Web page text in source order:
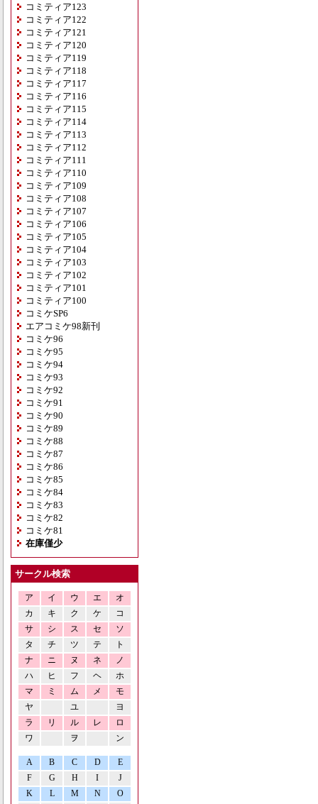
コミティア123
コミティア122
コミティア121
コミティア120
コミティア119
コミティア118
コミティア117
コミティア116
コミティア115
コミティア114
コミティア113
コミティア112
コミティア111
コミティア110
コミティア109
コミティア108
コミティア107
コミティア106
コミティア105
コミティア104
コミティア103
コミティア102
コミティア101
コミティア100
コミケSP6
エアコミケ98新刊
コミケ96
コミケ95
コミケ94
コミケ93
コミケ92
コミケ91
コミケ90
コミケ89
コミケ88
コミケ87
コミケ86
コミケ85
コミケ84
コミケ83
コミケ82
コミケ81
在庫僅少
サークル検索
ア イ ウ エ
オ
カ
キ ク ケ
コ
サ
シ ス セ
ソ
タ
チ ツ テ
ト
ナ
ニ ヌ ネ
ノ
ハ
ヒ フ ヘ
ホ
マ
ミ ム メ
モ
ヤ
ユ
ヨ
ラ
リ ル レ
ロ
ワ
ヲ ン
A B C D
E
F
G H I
J
K
L M N O